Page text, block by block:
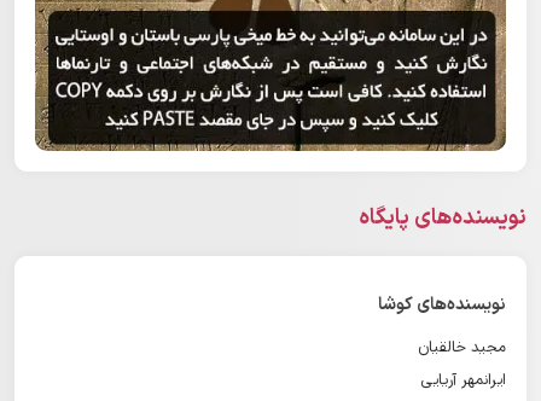
نویسنده‌های پایگاه
نویسنده‌های کوشا
مجید خالقیان
ایرانمهر آریایی